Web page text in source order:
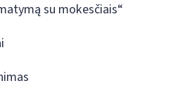
su mokesčiais“